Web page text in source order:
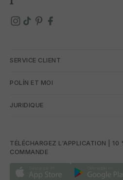
SERVICE CLIENT
POLÍN ET MOI
JURIDIQUE
TÉLÉCHARGEZ L'APPLICATION | 10
COMMANDE